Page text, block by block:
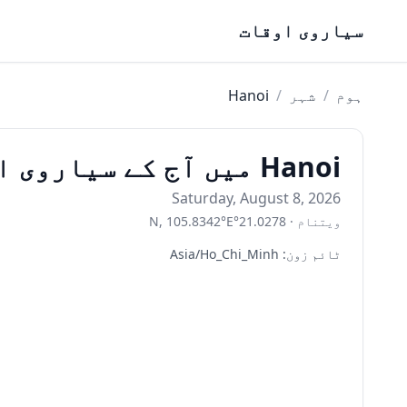
سیاروی اوقات
ہوم / شہر /
Hanoi
Hanoi میں آج کے سیاروی اوقات
Saturday, August 8, 2026
ویتنام ·
21.0278
°
N, 105.8342°E
ٹائم زون:
Asia/Ho_Chi_Minh